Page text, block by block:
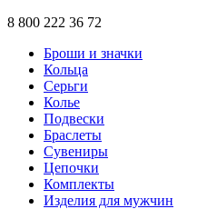
8 800 222 36 72
Броши и значки
Кольца
Серьги
Колье
Подвески
Браслеты
Сувениры
Цепочки
Комплекты
Изделия для мужчин